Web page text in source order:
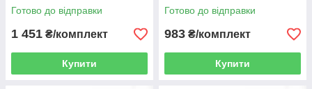
Готово до відправки
1 451 ₴/комплект
Купити
Готово до відправки
983 ₴/комплект
Купити